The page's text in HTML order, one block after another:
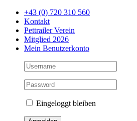
Zum
Inhalt
springen
+43 (0) 720 310 560
Kontakt
Pettrailer Verein
Mitglied 2026
Mein Benutzerkonto
Eingeloggt bleiben